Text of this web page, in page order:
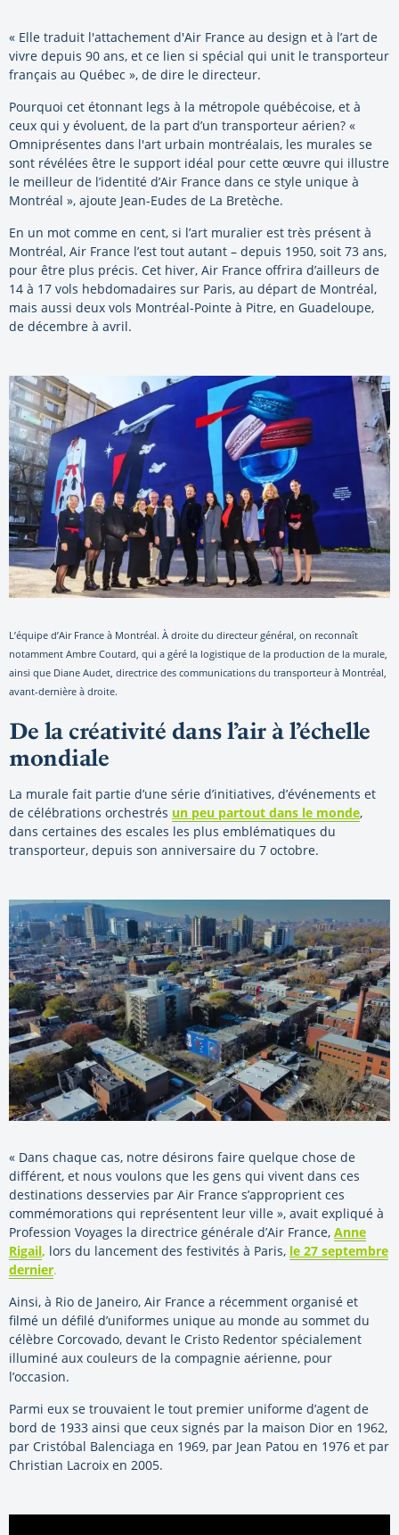
« Elle traduit l'attachement d'Air France au design et à l’art de
vivre depuis 90 ans, et ce lien si spécial qui unit le transporteur
français au Québec », de dire le directeur.
Pourquoi cet étonnant legs à la métropole québécoise, et à
ceux qui y évoluent, de la part d’un transporteur aérien? «
Omniprésentes dans l'art urbain montréalais, les murales se
sont révélées être le support idéal pour cette œuvre qui illustre
le meilleur de l’identité d’Air France dans ce style unique à
Montréal », ajoute Jean-Eudes de La Bretèche.
En un mot comme en cent, si l’art muralier est très présent à
Montréal, Air France l’est tout autant – depuis 1950, soit 73 ans,
pour être plus précis. Cet hiver, Air France offrira d’ailleurs de
14 à 17 vols hebdomadaires sur Paris, au départ de Montréal,
mais aussi deux vols Montréal-Pointe à Pitre, en Guadeloupe,
de décembre à avril.
L’équipe d’Air France à Montréal. À droite du directeur général, on reconnaît
notamment Ambre Coutard, qui a géré la logistique de la production de la murale,
ainsi que Diane Audet, directrice des communications du transporteur à Montréal,
avant-dernière à droite.
De la créativité dans l’air à l’échelle
mondiale
La murale fait partie d’une série d’initiatives, d’événements et
de célébrations orchestrés un peu partout dans le monde,
dans certaines des escales les plus emblématiques du
transporteur, depuis son anniversaire du 7 octobre.
« Dans chaque cas, notre désirons faire quelque chose de
différent, et nous voulons que les gens qui vivent dans ces
destinations desservies par Air France s’approprient ces
commémorations qui représentent leur ville », avait expliqué à
Profession Voyages la directrice générale d’Air France, Anne
Rigail, lors du lancement des festivités à Paris, le 27 septembre
dernier.
Ainsi, à Rio de Janeiro, Air France a récemment organisé et
filmé un défilé d’uniformes unique au monde au sommet du
célèbre Corcovado, devant le Cristo Redentor spécialement
illuminé aux couleurs de la compagnie aérienne, pour
l’occasion.
Parmi eux se trouvaient le tout premier uniforme d’agent de
bord de 1933 ainsi que ceux signés par la maison Dior en 1962,
par Cristóbal Balenciaga en 1969, par Jean Patou en 1976 et par
Christian Lacroix en 2005.